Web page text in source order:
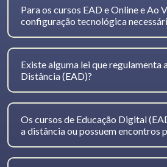
Para os cursos EAD e Online e Ao
configuração tecnológica
Existe alguma lei que regulamenta
Distância (EAD)?
Os cursos de Educação Digital
a distância ou possuem encontros